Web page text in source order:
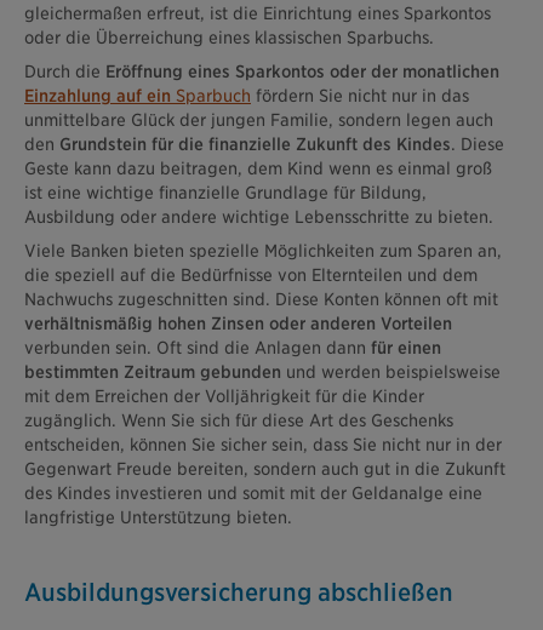
gleichermaßen erfreut, ist die Einrichtung eines Sparkontos
oder die Überreichung eines klassischen Sparbuchs.
Durch die Eröffnung eines Sparkontos oder der monatlichen
Einzahlung auf ein Sparbuch fördern Sie nicht nur in das
unmittelbare Glück der jungen Familie, sondern legen auch
den Grundstein für die finanzielle Zukunft des Kindes. Diese
Geste kann dazu beitragen, dem Kind wenn es einmal groß
ist eine wichtige finanzielle Grundlage für Bildung,
Ausbildung oder andere wichtige Lebensschritte zu bieten.
Viele Banken bieten spezielle Möglichkeiten zum Sparen an,
die speziell auf die Bedürfnisse von Elternteilen und dem
Nachwuchs zugeschnitten sind. Diese Konten können oft mit
verhältnismäßig hohen Zinsen oder anderen Vorteilen
verbunden sein. Oft sind die Anlagen dann für einen
bestimmten Zeitraum gebunden und werden beispielsweise
mit dem Erreichen der Volljährigkeit für die Kinder
zugänglich. Wenn Sie sich für diese Art des Geschenks
entscheiden, können Sie sicher sein, dass Sie nicht nur in der
Gegenwart Freude bereiten, sondern auch gut in die Zukunft
des Kindes investieren und somit mit der Geldanalge eine
langfristige Unterstützung bieten.
Ausbildungsversicherung abschließen